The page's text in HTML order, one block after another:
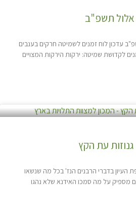
אלול תשפ"ב
עדכון לוח זמנים לשמיטה חרקים בענבים
לקדושת שמיטה: ירקות הירקות המצויים
עת הקץ
העיון בדברי הרבנים הנז' בכל מה שנשאו
מספיק על מה סמכו האידנא שלא נהגו